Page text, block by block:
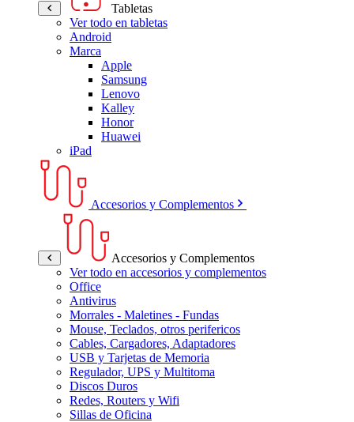
Tabletas
Ver todo en tabletas
Android
Marca
Apple
Samsung
Lenovo
Kalley
Honor
Huawei
iPad
Accesorios y Complementos
Accesorios y Complementos
Ver todo en accesorios y complementos
Office
Antivirus
Morrales - Maletines - Fundas
Mouse, Teclados, otros perifericos
Cables, Cargadores, Adaptadores
USB y Tarjetas de Memoria
Regulador, UPS y Multitoma
Discos Duros
Redes, Routers y Wifi
Sillas de Oficina